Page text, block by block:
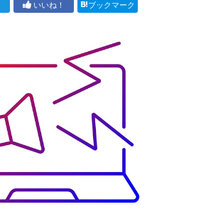
いいね！ ブックマーク